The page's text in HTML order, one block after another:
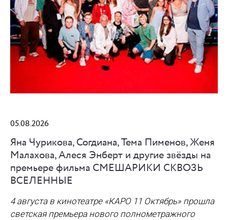
05.08.2026
Яна Чурикова, Согдиана, Тема Пименов, Женя
Малахова, Алеся Энберт и другие звёзды на
премьере фильма СМЕШАРИКИ СКВОЗЬ
ВСЕЛЕННЫЕ
4 августа в кинотеатре «КАРО 11 Октябрь» прошла
светская премьера нового полнометражного